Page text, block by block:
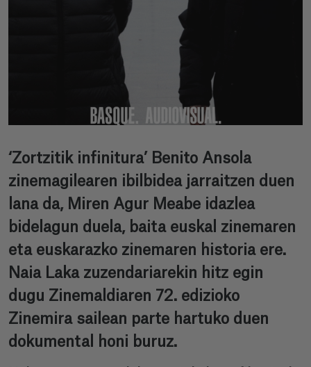
‘Zortzitik infinitura’ Benito Ansola
zinemagilearen ibilbidea jarraitzen duen
lana da, Miren Agur Meabe idazlea
bidelagun duela, baita euskal zinemaren
eta euskarazko zinemaren historia ere.
Naia Laka zuzendariarekin hitz egin
dugu Zinemaldiaren 72. edizioko
Zinemira sailean parte hartuko duen
dokumental honi buruz.